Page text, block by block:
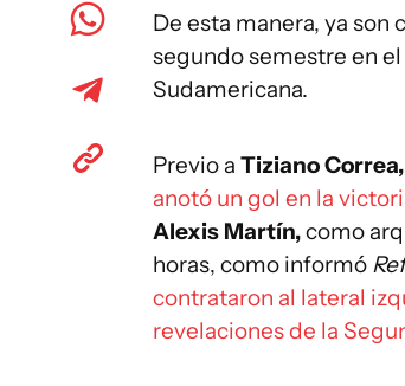
De esta manera, ya son
segundo semestre en
Sudamericana.
Previo a Tiziano Correa,
anotó un gol en la
Alexis Martín,como
horas, como informó
contrataron al lateral
revelaciones de la